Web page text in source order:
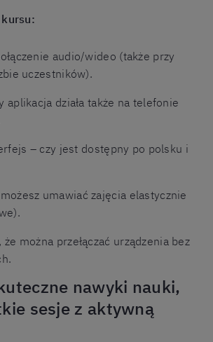
audio/wideo (także przy
uczestników).
aplikacja działa także na telefonie
– czy jest dostępny po polsku i
umawiać zajęcia elastycznie
można przełączać urządzenia bez
nawyki nauki,
sesje z aktywną